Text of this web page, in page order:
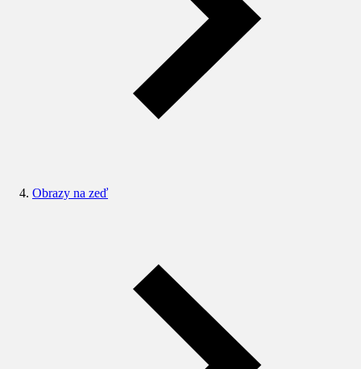
Obrazy na zeď